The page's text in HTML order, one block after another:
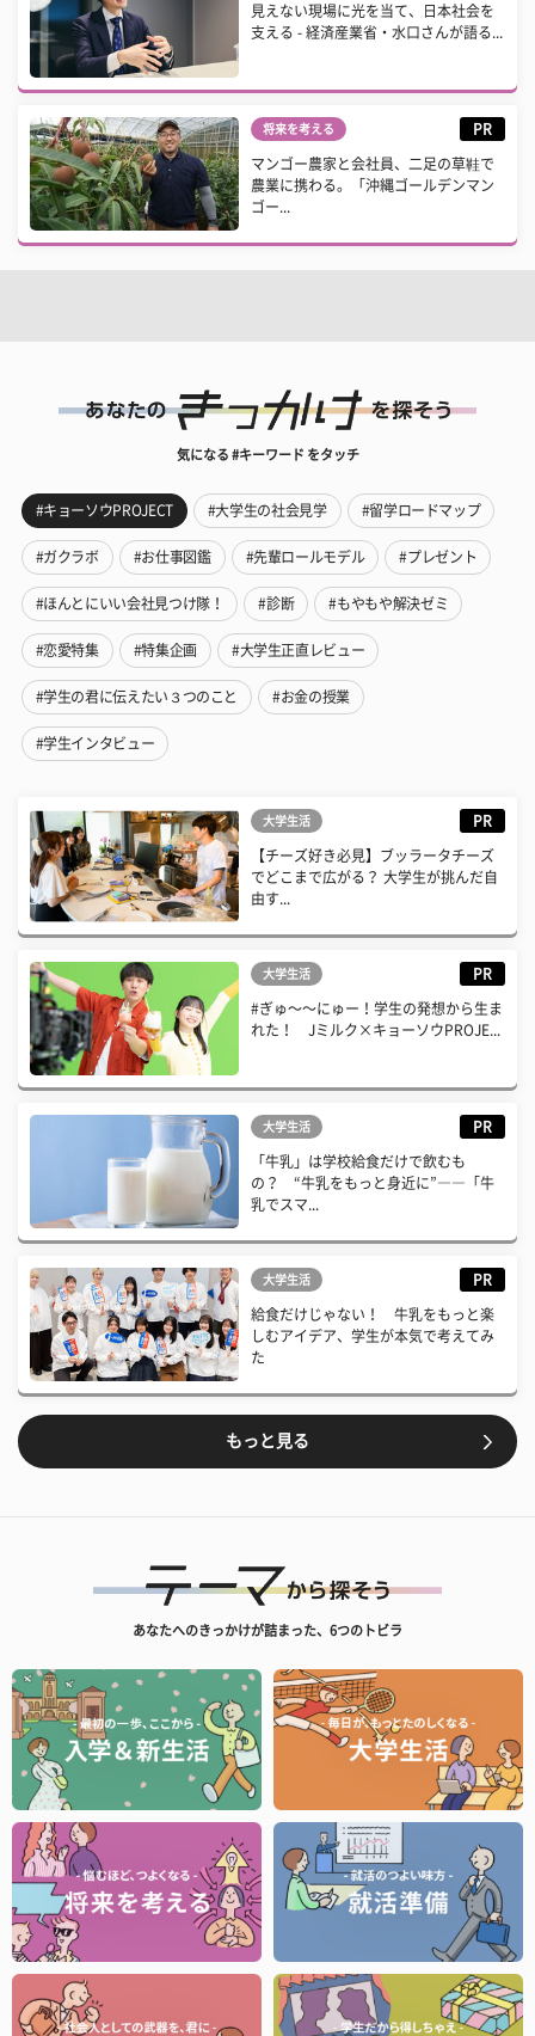
見えない現場に光を当て、日本社会を
支える - 経済産業省・水口さんが語る...
将来を考える PR
マンゴー農家と会社員、二足の草鞋で
農業に携わる。「沖縄ゴールデンマン
ゴー...
気になる #キーワード をタッチ
#キョーソウPROJECT #大学生の社会見学 #留学ロードマップ
#ガクラボ #お仕事図鑑 #先輩ロールモデル #プレゼント
#ほんとにいい会社見つけ隊！ #診断 #もやもや解決ゼミ
#恋愛特集 #特集企画 #大学生正直レビュー
#学生の君に伝えたい３つのこと #お金の授業
#学生インタビュー
大学生活 PR
【チーズ好き必見】ブッラータチーズ
でどこまで広がる？ 大学生が挑んだ自
由す...
大学生活 PR
#ぎゅ〜〜にゅー！学生の発想から生ま
れた！ Jミルク×キョーソウPROJE...
大学生活 PR
「牛乳」は学校給食だけで飲むも
の？ “牛乳をもっと身近に”――「牛
乳でスマ...
大学生活 PR
給食だけじゃない！ 牛乳をもっと楽
しむアイデア、学生が本気で考えてみ
た
もっと見る
あなたへのきっかけが詰まった、6つのトビラ